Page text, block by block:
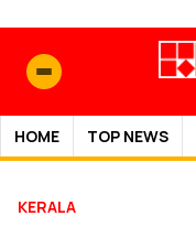
HOME TOP NEWS
KERALA